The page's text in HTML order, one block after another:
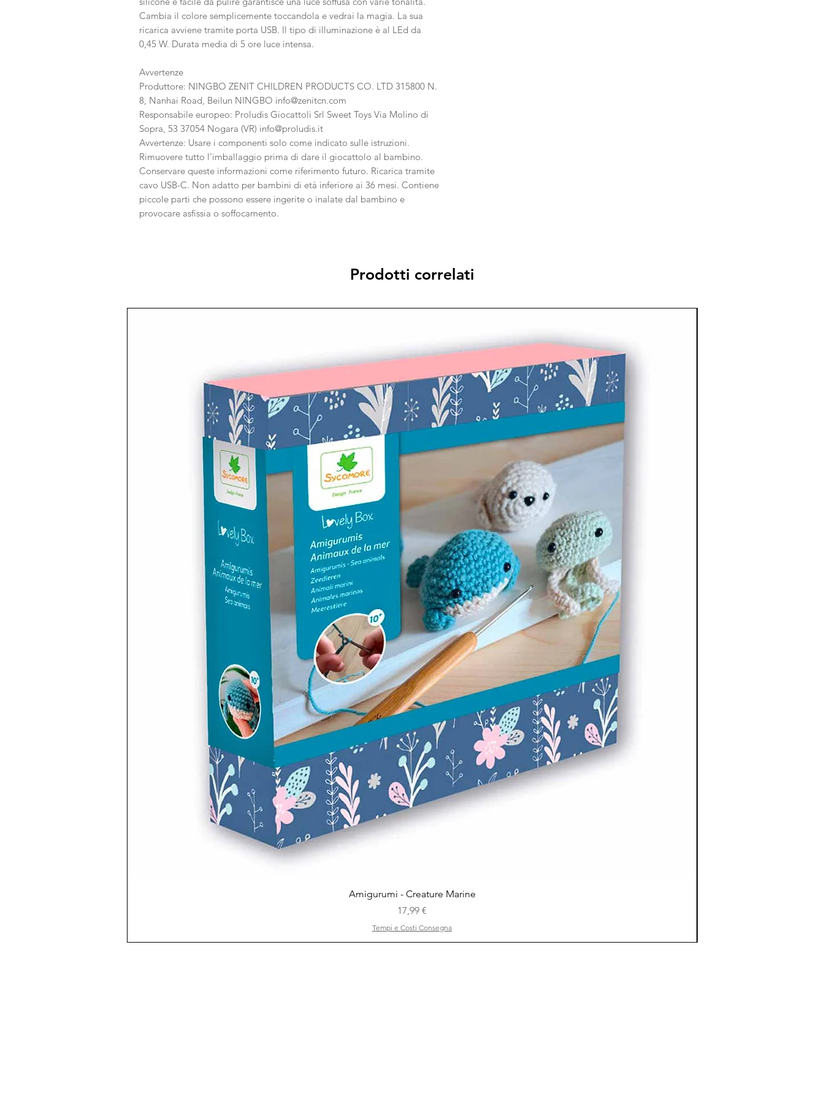
Cambia il colore semplicemente toccandola e vedrai la magia. La sua
ricarica avviene tramite porta USB. Il tipo di illuminazione è al LEd da
0,45 W. Durata media di 5 ore luce intensa.
Avvertenze
Produttore: NINGBO ZENIT CHILDREN PRODUCTS CO. LTD 315800 N.
8, Nanhai Road, Beilun NINGBO info@zenitcn.com
Responsabile europeo: Proludis Giocattoli Srl Sweet Toys Via Molino di
Sopra, 53 37054 Nogara (VR) info@proludis.it
Avvertenze: Usare i componenti solo come indicato sulle istruzioni.
Rimuovere tutto l'imballaggio prima di dare il giocattolo al bambino.
Conservare queste informazioni come riferimento futuro. Ricarica tramite
cavo USB-C. Non adatto per bambini di età inferiore ai 36 mesi. Contiene
piccole parti che possono essere ingerite o inalate dal bambino e
provocare asfissia o soffocamento.
Prodotti correlati
Vista rapida
Amigurumi - Creature Marine
Prezzo
17,99 €
Tempi e Costi Consegna